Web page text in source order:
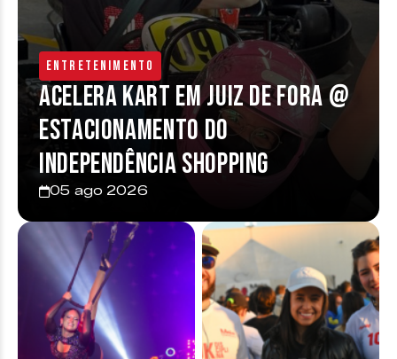
Entretenimento
Acelera Kart em Juiz de Fora @
estacionamento do
Independência Shopping
05 ago 2026